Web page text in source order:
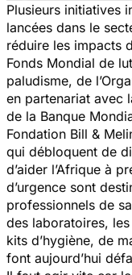
Plusieurs initiatives
lancées dans le
réduire les impacts
Fonds Mondial de
paludisme, de
en partenariat avec
de la Banque
Fondation Bill &
qui débloquent de
d’aider l’Afrique à
d’urgence sont
professionnels de
des laboratoires,
kits d’hygiène, de
font aujourd’hui